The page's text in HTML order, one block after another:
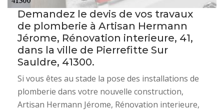
Demandez le devis de vos travaux
de plomberie à Artisan Hermann
Jérome, Rénovation interieure, 41,
dans la ville de Pierrefitte Sur
Sauldre, 41300.
Si vous êtes au stade la pose des installations de
plomberie dans votre nouvelle construction,
Artisan Hermann Jérome, Rénovation interieure,